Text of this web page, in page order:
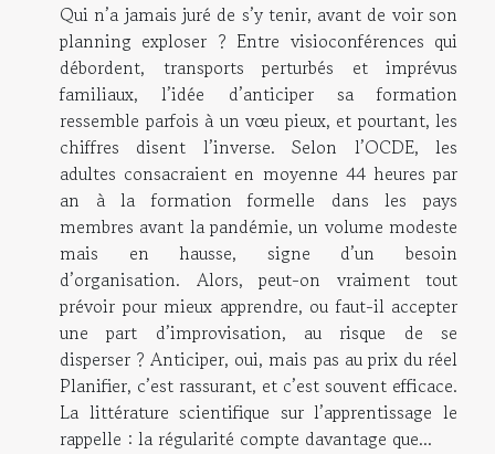
Qui n’a jamais juré de s’y tenir, avant de voir son
planning exploser ? Entre visioconférences qui
débordent, transports perturbés et imprévus
familiaux, l’idée d’anticiper sa formation
ressemble parfois à un vœu pieux, et pourtant, les
chiffres disent l’inverse. Selon l’OCDE, les
adultes consacraient en moyenne 44 heures par
an à la formation formelle dans les pays
membres avant la pandémie, un volume modeste
mais en hausse, signe d’un besoin
d’organisation. Alors, peut-on vraiment tout
prévoir pour mieux apprendre, ou faut-il accepter
une part d’improvisation, au risque de se
disperser ? Anticiper, oui, mais pas au prix du réel
Planifier, c’est rassurant, et c’est souvent efficace.
La littérature scientifique sur l’apprentissage le
rappelle : la régularité compte davantage que...